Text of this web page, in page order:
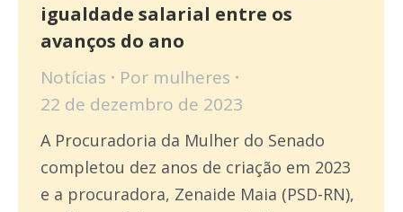
igualdade salarial entre os
avanços do ano
Notícias Por mulheres
22 de dezembro de 2023
A Procuradoria da Mulher do Senado
completou dez anos de criação em 2023
e a procuradora, Zenaide Maia (PSD-RN),